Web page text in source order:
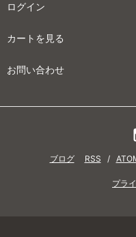
ログイン
カートを見る
お問い合わせ
ブログ RSS /
プラ